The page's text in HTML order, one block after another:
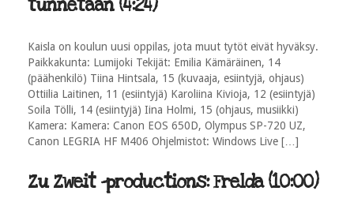
tunnetaan (4:24)
Kaisla on koulun uusi oppilas, jota muut tytöt eivät hyväksy.
Paikkakunta: Lumijoki Tekijät: Emilia Kämäräinen, 14
(päähenkilö) Tiina Hintsala, 15 (kuvaaja, esiintyjä, ohjaus)
Ottiilia Laitinen, 11 (esiintyjä) Karoliina Kivioja, 12 (esiintyjä)
Soila Tölli, 14 (esiintyjä) Iina Holmi, 15 (ohjaus, musiikki)
Kamera: Kamera: Canon EOS 650D, Olympus SP-720 UZ,
Canon LEGRIA HF M406 Ohjelmistot: Windows Live […]
Zu Zweit -productions: Frelda (10:00)